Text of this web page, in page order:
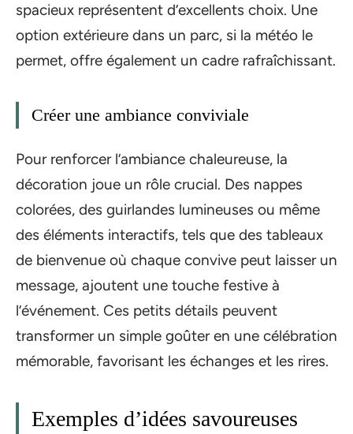
spacieux représentent d’excellents choix. Une
option extérieure dans un parc, si la météo le
permet, offre également un cadre rafraîchissant.
Créer une ambiance conviviale
Pour renforcer l’ambiance chaleureuse, la
décoration joue un rôle crucial. Des nappes
colorées, des guirlandes lumineuses ou même
des éléments interactifs, tels que des tableaux
de bienvenue où chaque convive peut laisser un
message, ajoutent une touche festive à
l’événement. Ces petits détails peuvent
transformer un simple goûter en une célébration
mémorable, favorisant les échanges et les rires.
Exemples d’idées savoureuses